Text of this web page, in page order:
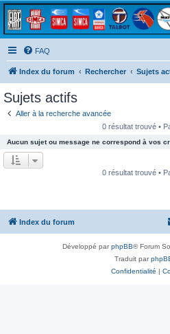
FAQ
Index du forum Rechercher Sujets
Sujets actifs
Aller à la recherche avancée
0 résultat trouvé •
Aucun sujet ou message ne correspond à vos
0 résultat trouvé •
Index du forum
Développé parphpBB® Forum
Traduit par
Confidentialité |